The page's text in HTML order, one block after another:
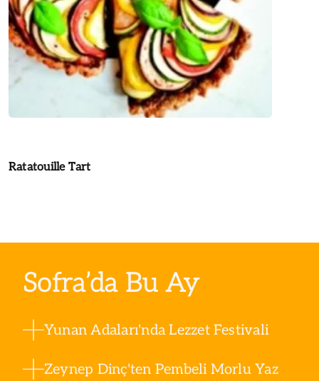
Ratatouille Tart
Sofra’da Bu Ay
Yunan Adaları'nda Lezzet Festivali
Zeynep Dinç'ten Pembeli Morlu Yaz